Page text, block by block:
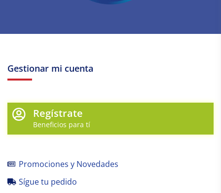
Gestionar mi cuenta
Regístrate
Beneficios para tí
Promociones y Novedades
Sígue tu pedido